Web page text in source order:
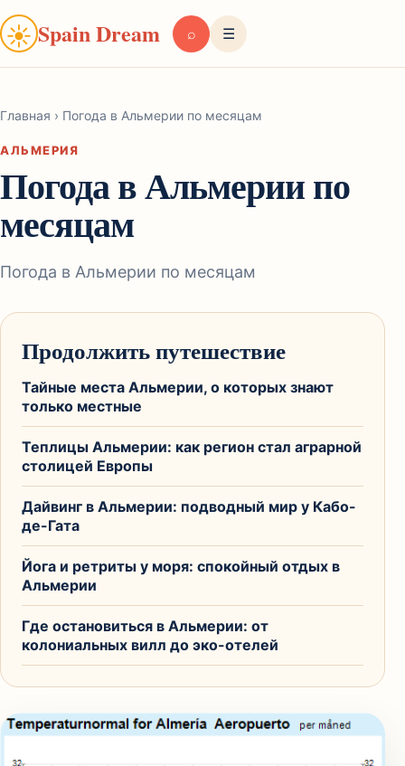
☀Spain Dream ⌕ ☰
Главная › Погода в Альмерии по месяцам
АЛЬМЕРИЯ
Погода в Альмерии по
месяцам
Погода в Альмерии по месяцам
Продолжить путешествие
Тайные места Альмерии, о которых знают
только местные
Теплицы Альмерии: как регион стал аграрной
столицей Европы
Дайвинг в Альмерии: подводный мир у Кабо-
де-Гата
Йога и ретриты у моря: спокойный отдых в
Альмерии
Где остановиться в Альмерии: от
колониальных вилл до эко-отелей